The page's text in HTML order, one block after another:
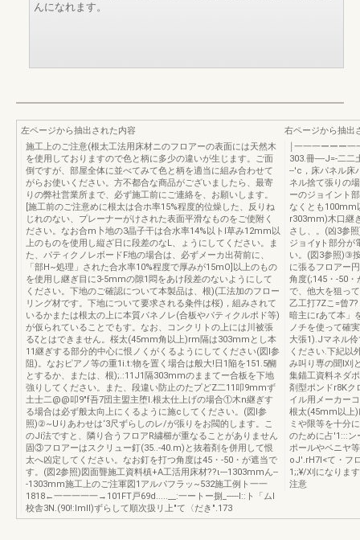
んになれます。
左ページから抽出された内容
施工上のご注意(根太工法用床材ニのフロアーの表面には天然木
を使用しておりますので色と柄に多少の違いが生じます。ご面
倒ですが、部屋全体に並べてみて色と柄を適当に組み合わせて
がらお使いください。方不都合な商品がございましたら、最寄
りの弊社営業所まで、必ず施工前にご連絡を、お願いします。
[施工前のご注意めに根太は合ホ率15%程度的位燥した、反りね
じれのない、プレーナーがけされた表面平滑なものをご使附く
ださい。なお合m卜地の3晶子干は合水率14%以トl草み12mm以
上のものを使用し縦ざ日に段差のなL、ょうにしてください。ま
た、パティクノレボードF地の場合は、必ずメーカ出荷前に、
「部H~処理」された合水率10%程度で厚みが15mO]以上のもの
を使用し継ぎ目に3-5mmの隙1悶をあけ段差のないようにして
ください。下地のご確認について本製品は、根)(工法加のフロー
リング材です。下地について要求される粂件は桜)，組みされて
いるかまたは根太の上に本質パネノレ(合板やパティクルポド等)
が仮られていることでもす。なお、コンクリトの上には川被張
るζとはできません。桜太(45mm角以上)rm隔は303mmとし本
11継ぎする部分的中心に恨ノくがくるようにしてください(図l参
阻)。なおピアノ等の重1i.t:物を置く場合は般大!日1陥を151.5醐
とするか、または、根);.:11J1隔303mmのままてー合板を下地
強りしてください。また、段違い防止のたプどZ二11叩9mmず
土士二@@叩9"f吾7団主盟主堕l.根太仕上げの場合①木n継ぎす
る場合は必ず般太向上にくるように施cしてください。(図l参
照)②~Uりあわせは‘3尺ずらしのレ/が張りをお閥的します。こ
のJí法ですと、隣り合うフロアR繍櫛が重なることがありません
固③フロアーはスクリュー釘(35..-40.m)と抜着剤を併用して恨
太へ凶定してください。なお釘を打つ角度は45・-50・が遮当で
す。(図2参照)図面聾施工資料槙+A工活用床材??ι---1303mmん--
-1303mm施工上のご注軍図1アルパフラッ~532施工例ト一一
1818←一一一一一→101FT戸69d.....__:一ートー捌_-----l::ト「ムl
校舎3N.(90!:lmll)ずらして順次扱リ上"て〈だき".173
右ページから抽出
￨一一一ーーー
303.冊----J=-二
--'c，床パネル床
ネル捨て張りの
ーのジョイント
なくとも100mm
r303mm)木口継
さし、。(凶3参
ジョイyト部分が
い。(図3参照)③
に張るフロアー
角度(;145・-50
で、他大を狙っ
乙工打7Zこ=曾
暗主にrあて本」
ノチを使って確
大張1).Jマネル
ください.下紀以
み叫り専の聞l刈
集錨工資料ネダ
剤型ポンドr8Kク
イル用メーカー
根太(45mm以上)
ミや限等を十分
のために占'1:::ン
ポールやベニヤ
oJ'.rH7l<て・フ
1;;¥/刈になりま
注意